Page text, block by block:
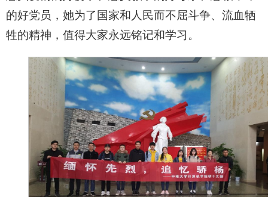
的好党员，她为了国家和人民而不屈斗争、流血牺
牲的精神，值得大家永远铭记和学习。